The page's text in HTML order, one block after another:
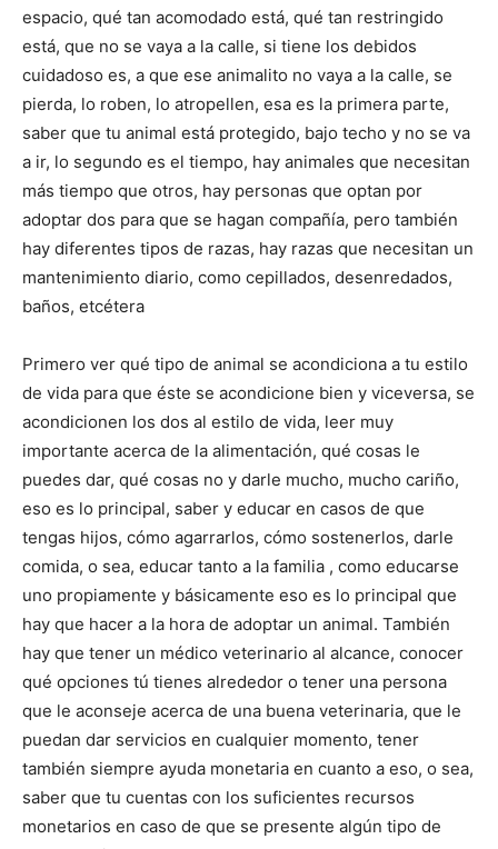
espacio, qué tan acomodado está, qué tan restringido
está, que no se vaya a la calle, si tiene los debidos
cuidadoso es, a que ese animalito no vaya a la calle, se
pierda, lo roben, lo atropellen, esa es la primera parte,
saber que tu animal está protegido, bajo techo y no se va
a ir, lo segundo es el tiempo, hay animales que necesitan
más tiempo que otros, hay personas que optan por
adoptar dos para que se hagan compañía, pero también
hay diferentes tipos de razas, hay razas que necesitan un
mantenimiento diario, como cepillados, desenredados,
baños, etcétera
Primero ver qué tipo de animal se acondiciona a tu estilo
de vida para que éste se acondicione bien y viceversa, se
acondicionen los dos al estilo de vida, leer muy
importante acerca de la alimentación, qué cosas le
puedes dar, qué cosas no y darle mucho, mucho cariño,
eso es lo principal, saber y educar en casos de que
tengas hijos, cómo agarrarlos, cómo sostenerlos, darle
comida, o sea, educar tanto a la familia , como educarse
uno propiamente y básicamente eso es lo principal que
hay que hacer a la hora de adoptar un animal. También
hay que tener un médico veterinario al alcance, conocer
qué opciones tú tienes alrededor o tener una persona
que le aconseje acerca de una buena veterinaria, que le
puedan dar servicios en cualquier momento, tener
también siempre ayuda monetaria en cuanto a eso, o sea,
saber que tu cuentas con los suficientes recursos
monetarios en caso de que se presente algún tipo de